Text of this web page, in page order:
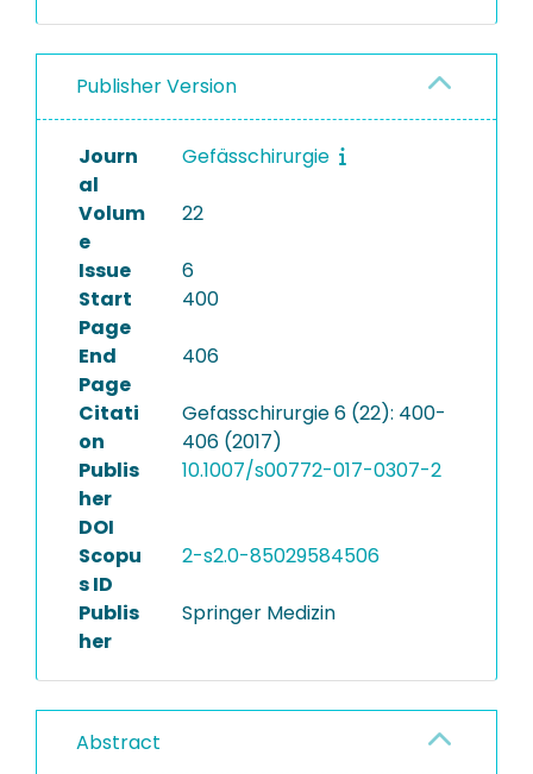
Publisher Version
Journ
al
Gefässchirurgie
Volum
e
22
Issue
6
Start
Page
400
End
Page
406
Citati
on
Gefasschirurgie 6 (22): 400-
406 (2017)
Publis
her
DOI
10.1007/s00772-017-0307-2
Scopu
s ID
2-s2.0-85029584506
Publis
her
Springer Medizin
Abstract